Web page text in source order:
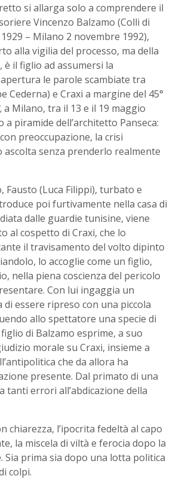
si allarga solo a comprendere il
Vincenzo Balzamo (Colli di
– Milano 2 novembre 1992),
alla vigilia del processo, ma della
è il figlio ad assumersi la
le parole scambiate tra
Cederna) e Craxi a margine del 45°
a Milano, tra il 13 e il 19 maggio
a piramide dell’architetto Panseca:
preoccupazione, la crisi
ascolta senza prenderlo realmente
Fausto (Luca Filippi), turbato e
poi furtivamente nella casa di
dalle guardie tunisine, viene
al cospetto di Craxi, che lo
il travisamento del volto dipinto
lo accoglie come un figlio,
nella piena coscienza del pericolo
Con lui ingaggia un
essere ripreso con una piccola
allo spettatore una specie di
di Balzamo esprime, a suo
morale su Craxi, insieme a
che da allora ha
presente. Dal primato di una
tanti errori all’abdicazione della
chiarezza, l’ipocrita fedeltà al capo
la miscela di viltà e ferocia dopo la
Sia prima sia dopo una lotta politica
colpi.